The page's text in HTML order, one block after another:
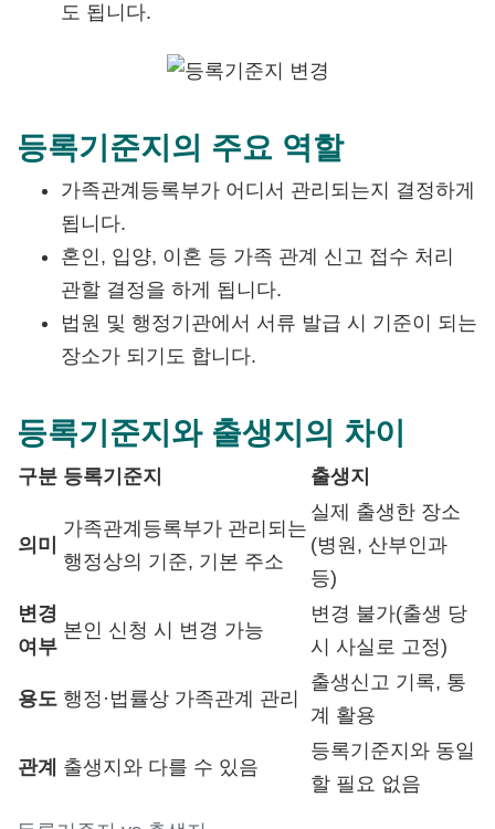
도 됩니다.
등록기준지의 주요 역할
가족관계등록부가 어디서 관리되는지 결정하게
됩니다.
혼인, 입양, 이혼 등 가족 관계 신고 접수 처리
관할 결정을 하게 됩니다.
법원 및 행정기관에서 서류 발급 시 기준이 되는
장소가 되기도 합니다.
등록기준지와 출생지의 차이
구분 등록기준지 출생지
의미
가족관계등록부가 관리되는
행정상의 기준, 기본 주소
실제 출생한 장소
(병원, 산부인과
등)
변경
여부
본인 신청 시 변경 가능
변경 불가(출생 당
시 사실로 고정)
용도 행정·법률상 가족관계 관리
출생신고 기록, 통
계 활용
관계 출생지와 다를 수 있음
등록기준지와 동일
할 필요 없음